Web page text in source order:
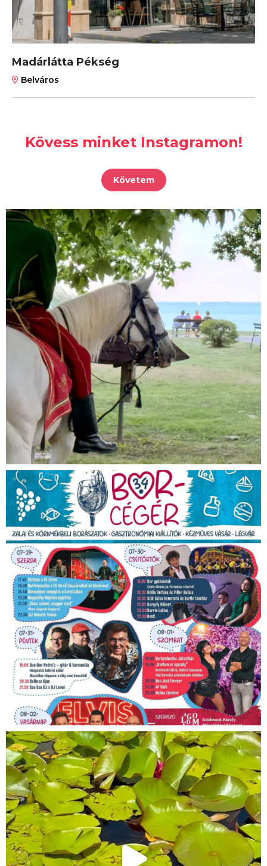
Madárlátta Pékség
Belváros
Kövess minket Instagramon!
Követem